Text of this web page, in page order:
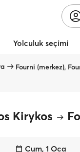
Yolculuk seçimi
Fourni (merkez),
Kirykos
Cum, 1 Oca